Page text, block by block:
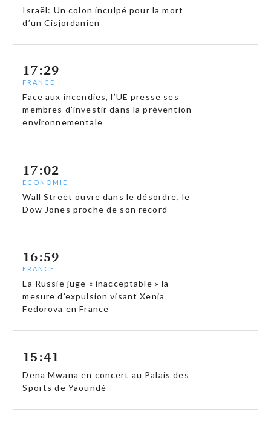
Israël: Un colon inculpé pour la mort
d’un Cisjordanien
17:29
FRANCE
Face aux incendies, l’UE presse ses
membres d’investir dans la prévention
environnementale
17:02
ECONOMIE
Wall Street ouvre dans le désordre, le
Dow Jones proche de son record
16:59
FRANCE
La Russie juge « inacceptable » la
mesure d’expulsion visant Xenia
Fedorova en France
15:41
Dena Mwana en concert au Palais des
Sports de Yaoundé